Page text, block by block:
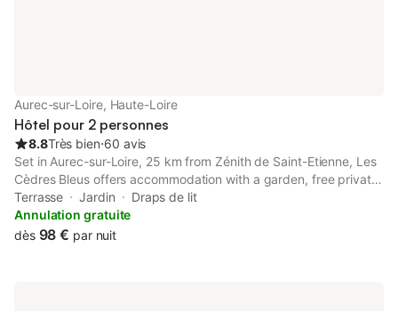
Aurec-sur-Loire, Haute-Loire
Hôtel pour 2 personnes
8.8Très bien⋅60 avis
Set in Aurec-sur-Loire, 25 km from Zénith de Saint-Etienne, Les
Cèdres Bleus offers accommodation with a garden, free private
parking, a terrace and a restaurant. This 2-star hotel offers
room service. Guests can have a drink at the bar.
Terrasse Jardin
Draps de lit
Annulation gratuite
dès 98 € par nuit